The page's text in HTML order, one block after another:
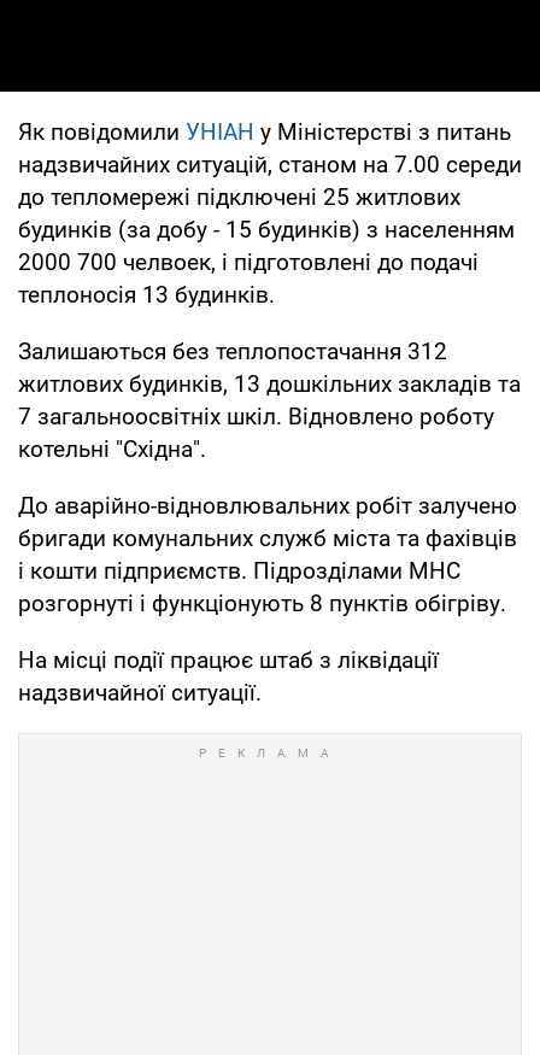
Як повідомили УНІАН у Міністерстві з питань
надзвичайних ситуацій, станом на 7.00 середи
до тепломережі підключені 25 житлових
будинків (за добу - 15 будинків) з населенням
2000 700 челвоек, і підготовлені до подачі
теплоносія 13 будинків.
Залишаються без теплопостачання 312
житлових будинків, 13 дошкільних закладів та
7 загальноосвітніх шкіл. Відновлено роботу
котельні "Східна".
До аварійно-відновлювальних робіт залучено
бригади комунальних служб міста та фахівців
і кошти підприємств. Підрозділами МНС
розгорнуті і функціонують 8 пунктів обігріву.
На місці події працює штаб з ліквідації
надзвичайної ситуації.